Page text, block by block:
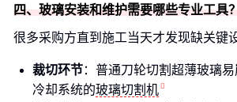
四、玻璃安装和维护需要哪些专业工具？
很多采购方直到施工当天才发现缺关键
裁切环节：普通刀轮切割超薄玻璃
冷却系统的玻璃切割机